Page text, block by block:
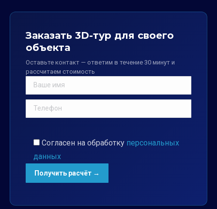
Заказать 3D-тур для своего
объекта
Оставьте контакт — ответим в течение 30 минут и
рассчитаем стоимость
Согласен на обработку персональных
данных